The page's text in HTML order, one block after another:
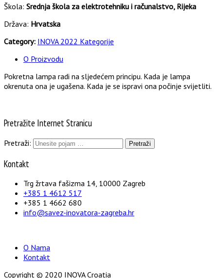
Škola: Srednja škola za elektrotehniku i računalstvo, Rijeka
Država: Hrvatska
Category: INOVA 2022 Kategorije
O Proizvodu
Pokretna lampa radi na sljedećem principu. Kada je lampa
okrenuta ona je ugašena. Kada je se ispravi ona počinje svijetliti.
Pretražite Internet Stranicu
Pretraži:
Kontakt
Trg žrtava fašizma 14, 10000 Zagreb
+385 1 4612 517
+385 1 4662 680
info@savez-inovatora-zagreba.hr
O Nama
Kontakt
Copyright © 2020 INOVA Croatia